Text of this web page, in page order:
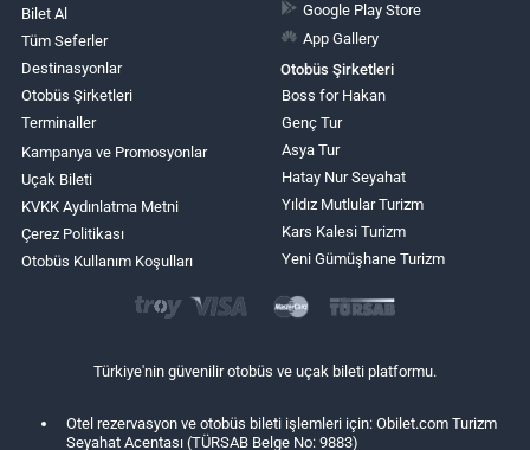
Bilet Al
Tüm Seferler
Destinasyonlar
Otobüs Şirketleri
Terminaller
Kampanya ve Promosyonlar
Uçak Bileti
KVKK Aydınlatma Metni
Çerez Politikası
Otobüs Kullanım Koşulları
Google Play Store
App Gallery
Otobüs Şirketleri
Boss for Hakan
Genç Tur
Asya Tur
Hatay Nur Seyahat
Yıldız Mutlular Turizm
Kars Kalesi Turizm
Yeni Gümüşhane Turizm
Türkiye'nin güvenilir otobüs ve uçak bileti platformu.
Otel rezervasyon ve otobüs bileti işlemleri için: Obilet.com Turizm
Seyahat Acentası (TÜRSAB Belge No: 9883)